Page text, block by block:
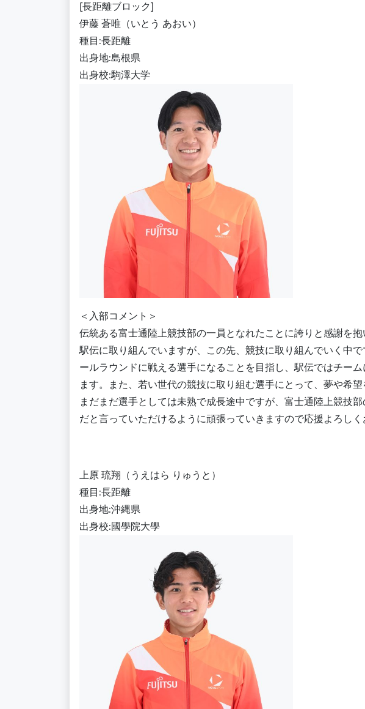
[長距離ブロック]
伊藤 蒼唯（いとう あおい）
種目:長距離
出身地:島根県
出身校:駒澤大学
＜入部コメント＞
伝統ある富士通陸上競技部の一員となれたことに誇りと感謝を
駅伝に取り組んでいますが、この先、競技に取り組んでいく中
ールラウンドに戦える選手になることを目指し、駅伝ではチー
ます。また、若い世代の競技に取り組む選手にとって、夢や希
まだまだ選手としては未熟で成長途中ですが、富士通陸上競技
だと言っていただけるように頑張っていきますので応援よろしく
上原 琉翔（うえはら りゅうと）
種目:長距離
出身地:沖縄県
出身校:國學院大學